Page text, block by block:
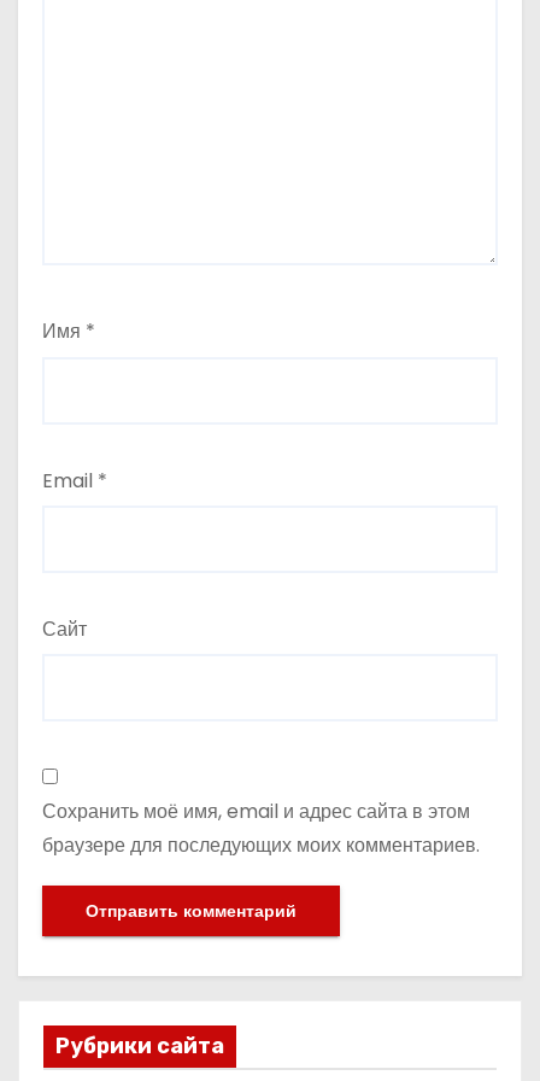
Имя *
Email *
Сайт
Сохранить моё имя, email и адрес сайта в этом
браузере для последующих моих комментариев.
Рубрики сайта